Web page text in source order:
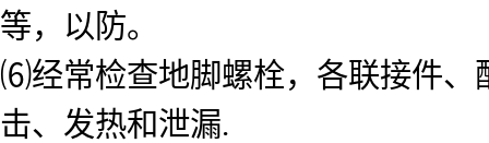
等，以防。
⑹经常检查地脚螺栓，各联接件、
击、发热和泄漏.